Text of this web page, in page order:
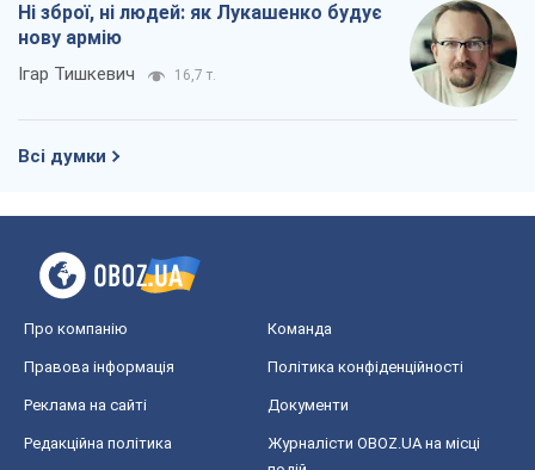
Ні зброї, ні людей: як Лукашенко будує
нову армію
Ігар Тишкевич 16,7 т.
Всі думки
Про компанію Команда
Правова інформація Політика конфіденційності
Реклама на сайті Документи
Редакційна політика
Журналісти OBOZ.UA на місці